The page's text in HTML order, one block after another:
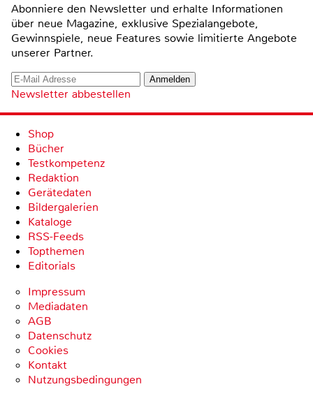
Abonniere den Newsletter und erhalte Informationen
über neue Magazine, exklusive Spezialangebote,
Gewinnspiele, neue Features sowie limitierte Angebote
unserer Partner.
Newsletter abbestellen
Shop
Bücher
Testkompetenz
Redaktion
Gerätedaten
Bildergalerien
Kataloge
RSS-Feeds
Topthemen
Editorials
Impressum
Mediadaten
AGB
Datenschutz
Cookies
Kontakt
Nutzungsbedingungen